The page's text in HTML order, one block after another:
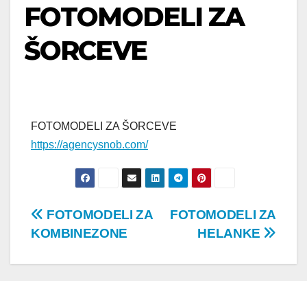
FOTOMODELI ZA
ŠORCEVE
FOTOMODELI ZA ŠORCEVE
https://agencysnob.com/
Post
FOTOMODELI ZA
HELANKE
FOTOMODELI ZA
KOMBINEZONE